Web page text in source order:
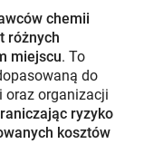
chemii
różnych
miejscu. To
do
oraz organizacji
ryzyko
kosztów